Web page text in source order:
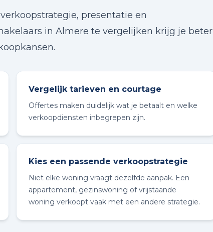
presentatie en
in Almere te vergelijken krijg je beter
Vergelijk tarieven en courtage
Offertes maken duidelijk wat je betaalt en welke
verkoopdiensten inbegrepen zijn.
Kies een passende verkoopstrategie
Niet elke woning vraagt dezelfde aanpak. Een
appartement, gezinswoning of vrijstaande
woning verkoopt vaak met een andere strategie.